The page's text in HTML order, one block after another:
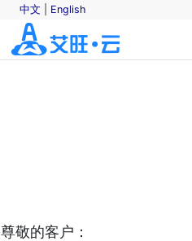
中文 English
尊敬的客户：